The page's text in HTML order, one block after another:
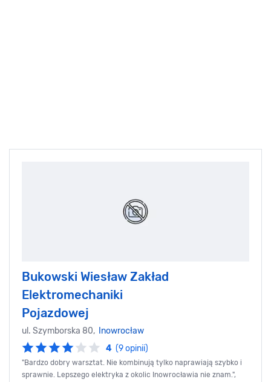
Bukowski Wiesław Zakład
Elektromechaniki
Pojazdowej
ul. Szymborska 80,
Inowrocław
4 (9 opinii)
"Bardzo dobry warsztat. Nie kombinują tylko naprawiają szybko i
sprawnie. Lepszego elektryka z okolic Inowrocławia nie znam.",